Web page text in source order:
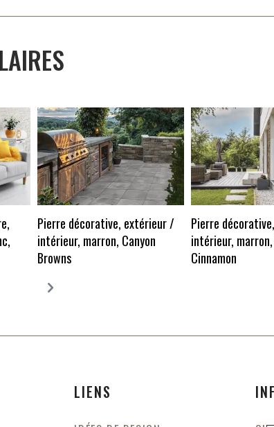
Pierre décorative, extérieur /
intérieur, marron, Canyon
Browns
Pierre
intérieur,
Cinnamon
LIENS